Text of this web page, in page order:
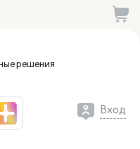
решения
Вход